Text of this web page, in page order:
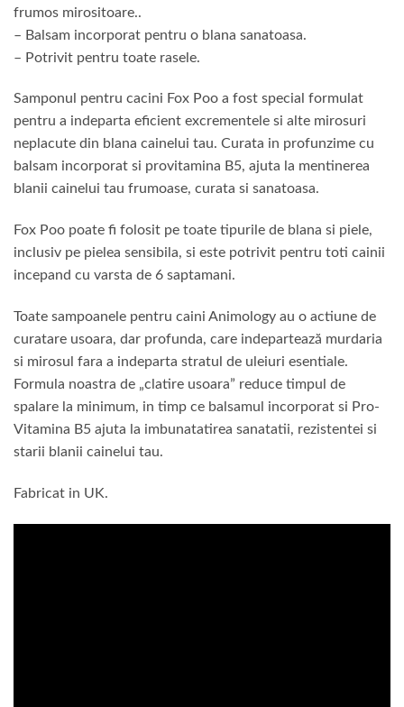
frumos mirositoare..
– Balsam incorporat pentru o blana sanatoasa.
– Potrivit pentru toate rasele.
Samponul pentru cacini Fox Poo a fost special formulat
pentru a indeparta eficient excrementele si alte mirosuri
neplacute din blana cainelui tau. Curata in profunzime cu
balsam incorporat si provitamina B5, ajuta la mentinerea
blanii cainelui tau frumoase, curata si sanatoasa.
Fox Poo poate fi folosit pe toate tipurile de blana si piele,
inclusiv pe pielea sensibila, si este potrivit pentru toti cainii
incepand cu varsta de 6 saptamani.
Toate sampoanele pentru caini Animology au o actiune de
curatare usoara, dar profunda, care indepartează murdaria
si mirosul fara a indeparta stratul de uleiuri esentiale.
Formula noastra de „clatire usoara” reduce timpul de
spalare la minimum, in timp ce balsamul incorporat si Pro-
Vitamina B5 ajuta la imbunatatirea sanatatii, rezistentei si
starii blanii cainelui tau.
Fabricat in UK.